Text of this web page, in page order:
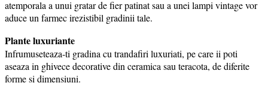
atemporala a unui gratar de fier patinat sau a unei lampi vintage vor
aduce un farmec irezistibil gradinii tale.
Plante luxuriante
Infrumuseteaza-ti gradina cu trandafiri luxuriati, pe care ii poti
aseaza in ghivece decorative din ceramica sau teracota, de diferite
forme si dimensiuni.